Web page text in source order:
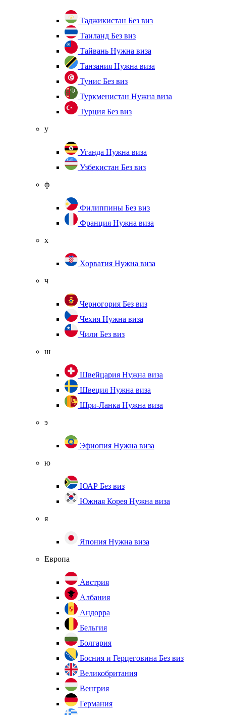
Таджикистан Без виз
Таиланд Без виз
Тайвань Нужна виза
Танзания Нужна виза
Тунис Без виз
Туркменистан Нужна виза
Турция Без виз
у
Уганда Нужна виза
Узбекистан Без виз
ф
Филиппины Без виз
Франция Нужна виза
х
Хорватия Нужна виза
ч
Черногория Без виз
Чехия Нужна виза
Чили Без виз
ш
Швейцария Нужна виза
Швеция Нужна виза
Шри-Ланка Нужна виза
э
Эфиопия Нужна виза
ю
ЮАР Без виз
Южная Корея Нужна виза
я
Япония Нужна виза
Европа
Австрия
Албания
Андорра
Бельгия
Болгария
Босния и Герцеговина Без виз
Великобритания
Венгрия
Германия